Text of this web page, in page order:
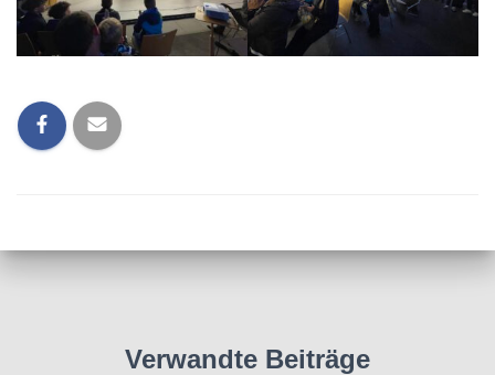
Verwandte Beiträge